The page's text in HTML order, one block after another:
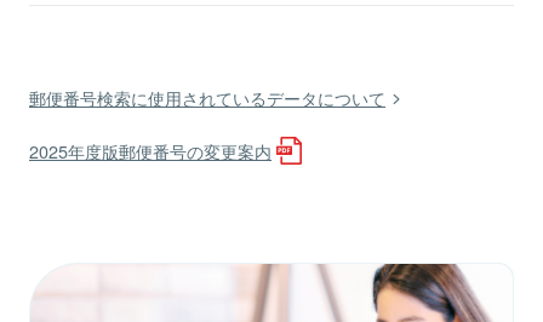
郵便番号検索に使用されているデータについて
2025年度版郵便番号の変更案内